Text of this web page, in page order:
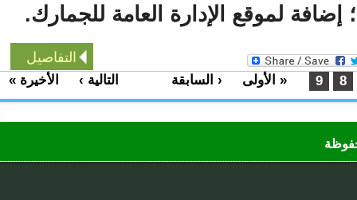
لموقع الإدارة العامة للجمارك.
التفاصيل
« الأولى ‹ السابقة 9 التالية › الأخيرة »